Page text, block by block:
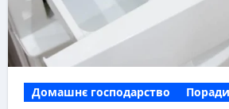
Домашнє господарство